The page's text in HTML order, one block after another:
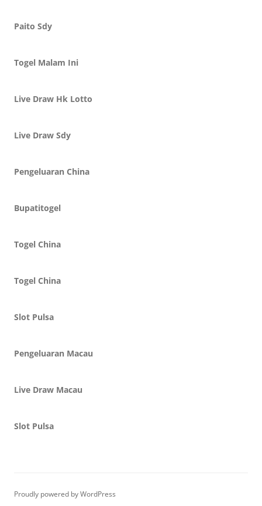
Paito Sdy
Togel Malam Ini
Live Draw Hk Lotto
Live Draw Sdy
Pengeluaran China
Bupatitogel
Togel China
Togel China
Slot Pulsa
Pengeluaran Macau
Live Draw Macau
Slot Pulsa
Proudly powered by WordPress